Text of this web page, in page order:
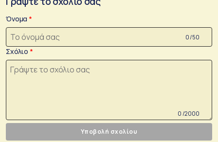
Όνομα
0 /50
Σχόλιο
0 /2000
Υποβολή σχολίου